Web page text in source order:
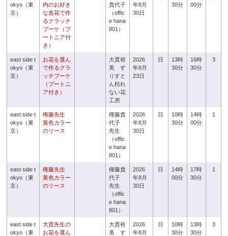
okyo（東
京）
内のお好き
な造花で作
るクラッチ
ブーケ（ブ
ートニア付
き）
貴代子
（offic
e hana
801）
年8月
30日
30分
00分
east side t
okyo（東
京）
お花を選ん
で作るクラ
ッチブーケ
（ブートニ
ア付き）
大貫裕
美 す
りすと
ん枯れ
ない花
工房
2026
年8月
23日
日
13時
30分
16時
30分
3
east side t
okyo（東
京）
権藤先生
黄色カラー
のリース
権藤貴
代子
先生
（offic
e hana
801）
2026
年8月
30日
日
10時
30分
14時
00分
1
east side t
okyo（東
京）
権藤先生
黄色カラー
のリース
権藤貴
代子
先生
（offic
e hana
801）
2026
年8月
30日
日
14時
00分
17時
30分
1
east side t
okyo（東
大貫先生の
お花を選ん
大貫裕
美 す
2026
年8月
日
10時
30分
13時
30分
3